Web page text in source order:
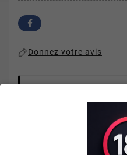
Donnez votre avis
Livraison Rapide